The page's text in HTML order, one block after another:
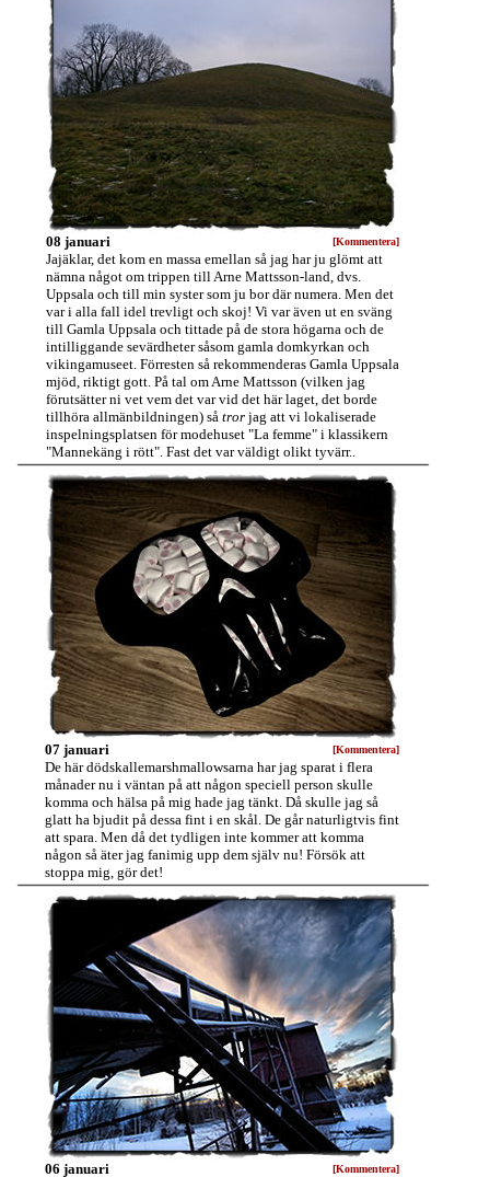
08 januari [Kommentera]
Jajäklar, det kom en massa emellan så jag har ju glömt att
nämna något om trippen till Arne Mattsson-land, dvs.
Uppsala och till min syster som ju bor där numera. Men det
var i alla fall idel trevligt och skoj! Vi var även ut en sväng
till Gamla Uppsala och tittade på de stora högarna och de
intilliggande sevärdheter såsom gamla domkyrkan och
vikingamuseet. Förresten så rekommenderas Gamla Uppsala
mjöd, riktigt gott. På tal om Arne Mattsson (vilken jag
förutsätter ni vet vem det var vid det här laget, det borde
tillhöra allmänbildningen) så trorjag att vi lokaliserade
inspelningsplatsen för modehuset "La femme" i klassikern
"Mannekäng i rött". Fast det var väldigt olikt tyvärr..
07 januari [Kommentera]
De här dödskallemarshmallowsarna har jag sparat i flera
månader nu i väntan på att någon speciell person skulle
komma och hälsa på mig hade jag tänkt. Då skulle jag så
glatt ha bjudit på dessa fint i en skål. De går naturligtvis fint
att spara. Men då det tydligen inte kommer att komma
någon så äter jag fanimig upp dem själv nu! Försök att
stoppa mig, gör det!
06 januari [Kommentera]